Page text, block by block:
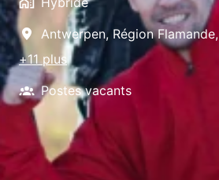
Antwerpen, Région Flamande,
+11 plus
Postes vacants